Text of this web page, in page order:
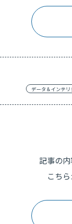
データ＆インテリ
記事の内
こち